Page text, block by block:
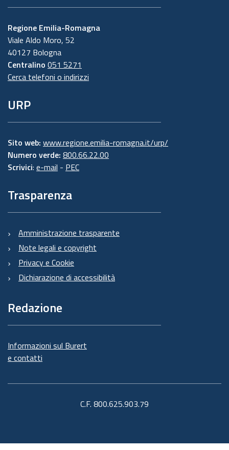
Regione Emilia-Romagna
Viale Aldo Moro, 52
40127 Bologna
Centralino 051 5271
Cerca telefoni o indirizzi
URP
Sito web: www.regione.emilia-romagna.it/urp/
Numero verde: 800.66.22.00
Scrivici: e-mail - PEC
Trasparenza
Amministrazione trasparente
Note legali e copyright
Privacy e Cookie
Dichiarazione di accessibilità
Redazione
Informazioni sul Burert
e contatti
C.F. 800.625.903.79